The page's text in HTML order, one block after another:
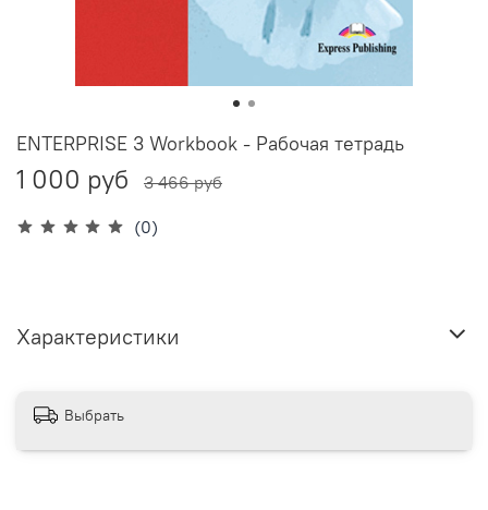
(0)
ENTERPRISE 3 Workbook - Рабочая тетрадь
1 000 руб 3 466 руб
Характеристики
Выбрать